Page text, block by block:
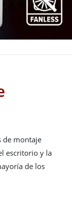
de montaje
escritorio y la
de los